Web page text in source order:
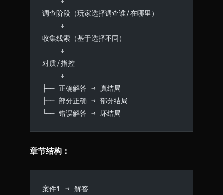
调查阶段（玩家选择调查谁/在哪里）
    ↓
收集线索（基于选择不同）
    ↓
对质/指控
    ↓
├── 正确解答 → 真结局
├── 部分正确 → 部分结局
└── 错误解答 → 坏结局
章节结构：
案件1 → 解答